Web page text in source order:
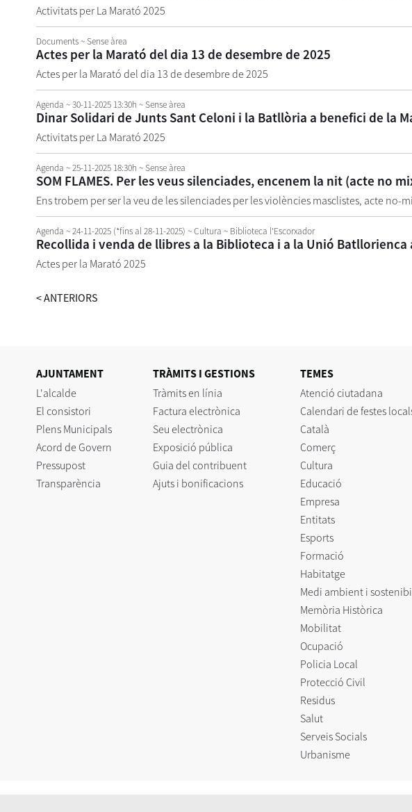
Activitats per La Marató 2025
Documents~ Sense àrea
Actes per la Marató del dia 13 de desembre de 2025
Actes per la Marató del dia 13 de desembre de 2025
Agenda ~ 30-11-2025 13:30h ~ Sense àrea
Dinar Solidari de Junts Sant Celoni i la Batllòria a benefici de la
Activitats per La Marató 2025
Agenda ~ 25-11-2025 18:30h ~ Sense àrea
SOM FLAMES. Per les veus silenciades, encenem la nit (acte no
Ens trobem per ser la veu de les silenciades per les violències masclistes, acte no-
Agenda ~ 24-11-2025 (*fins al 28-11-2025) ~ Cultura ~ Biblioteca l'Escorxador
Recollida i venda de llibres a la Biblioteca i a la Unió Batllorienca
Actes per la Marató 2025
<ANTERIORS
AJUNTAMENT
L'alcalde
El consistori
Plens Municipals
Acord de Govern
Pressupost
Transparència
TRÀMITS I GESTIONS
Tràmits en línia
Factura electrònica
Seu electrònica
Exposició pública
Guia del contribuent
Ajuts i bonificacions
TEMES
Atenció ciutadana
Calendari de festes
Català
Comerç
Cultura
Educació
Empresa
Entitats
Esports
Formació
Habitatge
Medi ambient i
Memòria Històrica
Mobilitat
Ocupació
Policia Local
Protecció Civil
Residus
Salut
Serveis Socials
Urbanisme